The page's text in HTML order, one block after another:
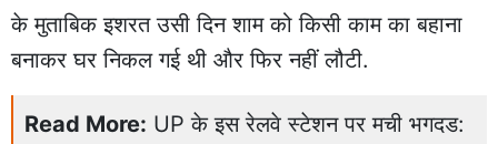
के मुताबिक इशरत उसी दिन शाम को किसी काम का बहाना
बनाकर घर निकल गई थी और फिर नहीं लौटी.
Read More: UP के इस रेलवे स्टेशन पर मची भगदड: